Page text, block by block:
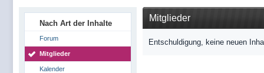
Nach Art der Inhalte
Forum
Mitglieder
Kalender
Mitglieder
Entschuldigung, keine neuen